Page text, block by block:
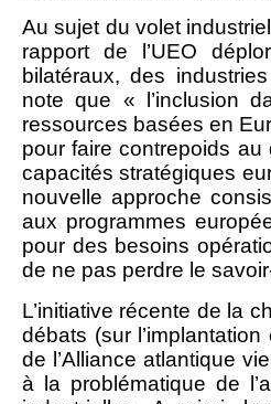
Au sujet du volet
rapport de l’UEO
bilatéraux, des
note que « l’inclusion
ressources basées en
pour faire contrepoids
capacités stratégiques
nouvelle approche
aux programmes
pour des besoins
de ne pas perdre le
L’initiative récente de la
débats (sur
de l’Alliance atlantique
à la problématique de